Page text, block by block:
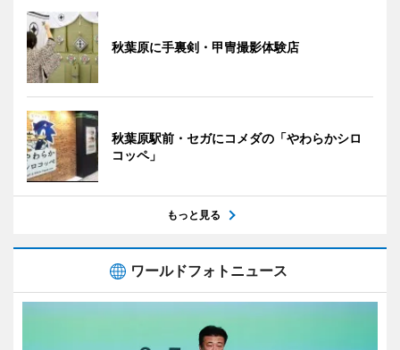
秋葉原に手裏剣・甲冑撮影体験店
秋葉原駅前・セガにコメダの「やわらかシロ
コッペ」
もっと見る
ワールドフォトニュース